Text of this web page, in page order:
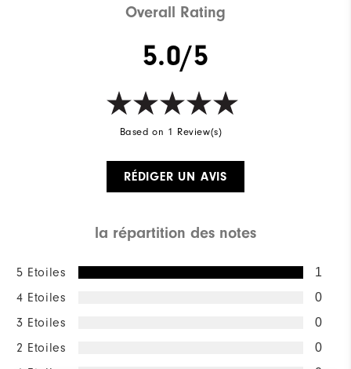
Overall Rating
5.0/5
Based on 1 Review(s)
RÉDIGER UN AVIS
la répartition des notes
5 Etoiles 1
4 Etoiles 0
3 Etoiles 0
2 Etoiles 0